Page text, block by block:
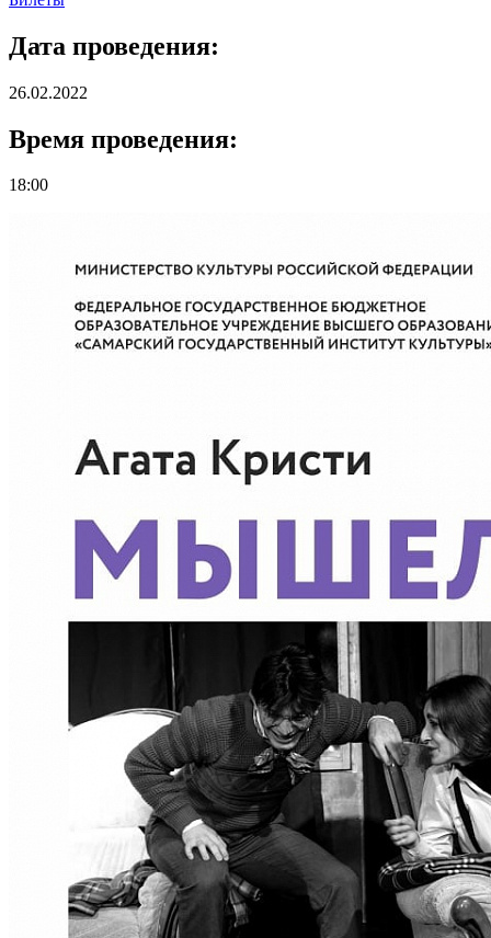
Дата проведения:
26.02.2022
Время проведения:
18:00